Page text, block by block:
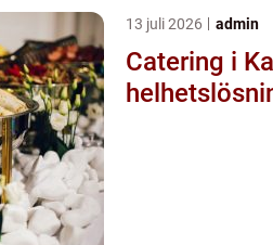
13 juli 2026 admin
Catering i